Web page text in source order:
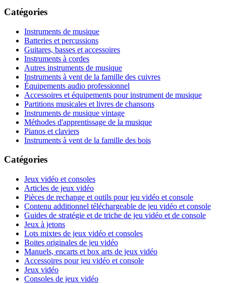
Catégories
Instruments de musique
Batteries et percussions
Guitares, basses et accessoires
Instruments à cordes
Autres instruments de musique
Instruments à vent de la famille des cuivres
Équipements audio professionnel
Accessoires et équipements pour instrument de musique
Partitions musicales et livres de chansons
Instruments de musique vintage
Méthodes d'apprentissage de la musique
Pianos et claviers
Instruments à vent de la famille des bois
Catégories
Jeux vidéo et consoles
Articles de jeux vidéo
Pièces de rechange et outils pour jeu vidéo et console
Contenu additionnel téléchargeable de jeu vidéo et console
Guides de stratégie et de triche de jeu vidéo et de console
Jeux à jetons
Lots mixtes de jeux vidéo et consoles
Boites originales de jeu vidéo
Manuels, encarts et box arts de jeux vidéo
Accessoires pour jeu vidéo et console
Jeux vidéo
Consoles de jeux vidéo